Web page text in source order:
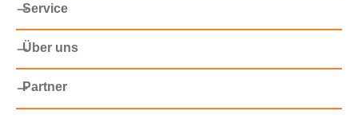
Service
Über uns
Partner